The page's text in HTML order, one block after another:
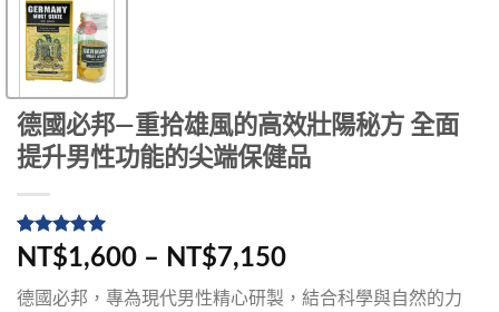
德國必邦—重拾雄風的高效壯陽秘方 全面
提升男性功能的尖端保健品
評分5/
5，已有
5
位
顧客進行評
分
NT$1,600 – NT$7,150
德國必邦，專為現代男性精心研製，結合科學與自然的力